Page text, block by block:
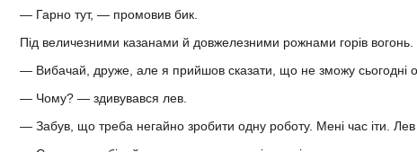
— Гарно тут, — промовив бик.
Під величезними казанами й довжелезними рожнами горів вогонь.
— Вибачай, друже, але я прийшов сказати, що не зможу сьогодні
— Чому? — здивувався лев.
— Забув, що треба негайно зробити одну роботу. Мені час іти. Лев